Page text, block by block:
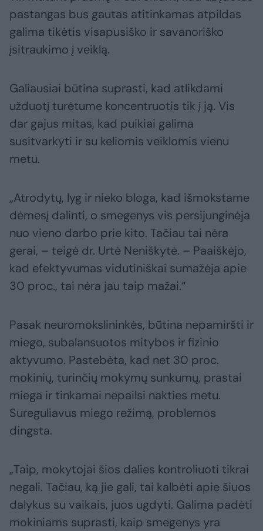
pastangas bus gautas atitinkamas atpildas
galima tikėtis visapusiško ir savanoriško
įsitraukimo į veiklą.
Galiausiai būtina suprasti, kad atlikdami
užduotį turėtume koncentruotis tik į ją. Vis
dar gajus mitas, kad puikiai galima
susitvarkyti ir su keliomis veiklomis vienu
metu.
„Atrodytų, lyg ir nieko bloga, kad išmokstame
dėmesį dalinti, o smegenys vis persijunginėja
nuo vieno darbo prie kito. Tačiau tai nėra
gerai, – teigė dr. Urtė Neniškytė. – Paaiškėjo,
kad efektyvumas vidutiniškai sumažėja apie
30 proc., tai nėra jau taip mažai.“
Pasak neuromokslininkės, būtina nepamiršti ir
miego, subalansuotos mitybos ir fizinio
aktyvumo. Pastebėta, kad net 30 proc.
mokinių, turinčių mokymų sunkumų, prastai
miega ir tinkamai nepailsi nakties metu.
Sureguliavus miego režimą, problemos
dingsta.
„Taip, mokytojai šios dalies kontroliuoti tikrai
negali. Tačiau, ką jie gali, tai kalbėti apie šiuos
dalykus su vaikais, juos ugdyti. Galima padėti
mokiniams suprasti, kaip smegenys yra